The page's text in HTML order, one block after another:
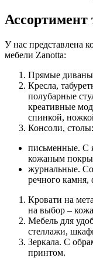
Ассортимент
У нас представлена
мебели Zanotta:
Прямые диваны
Кресла,
полубарные
креативные
спинкой,
Консоли, столы:
письменные. С
кожаным
журнальные.
речного
Кровати на
на выбор –
Мебель для
стеллажи,
Зеркала. С
принтом.